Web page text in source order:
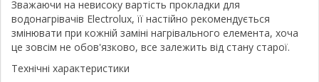
Зважаючи на невисоку вартість прокладки для
водонагрівачів Electrolux, її настійно рекомендується
змінювати при кожній заміні нагрівального елемента, хоча
це зовсім не обов'язково, все залежить від стану старої.
Технічні характеристики